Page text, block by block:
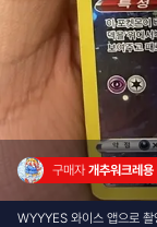
구매자 개추워크레용
WYYYES 와이스 앱으로 촬